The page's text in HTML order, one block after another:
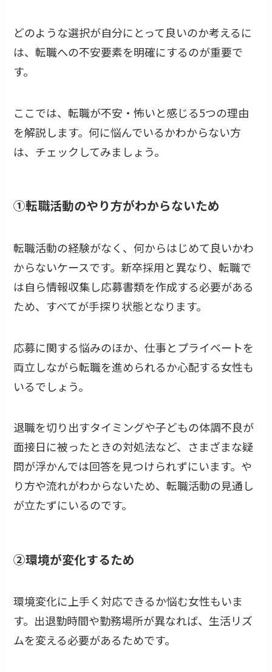
どのような選択が自分にとって良いのか考えるに
は、転職への不安要素を明確にするのが重要で
す。
ここでは、転職が不安・怖いと感じる5つの理由
を解説します。何に悩んでいるかわからない方
は、チェックしてみましょう。
①転職活動のやり方がわからないため
転職活動の経験がなく、何からはじめて良いかわ
からないケースです。新卒採用と異なり、転職で
は自ら情報収集し応募書類を作成する必要がある
ため、すべてが手探り状態となります。
応募に関する悩みのほか、仕事とプライベートを
両立しながら転職を進められるか心配する女性も
いるでしょう。
退職を切り出すタイミングや子どもの体調不良が
面接日に被ったときの対処法など、さまざまな疑
問が浮かんでは回答を見つけられずにいます。や
り方や流れがわからないため、転職活動の見通し
が立たずにいるのです。
②環境が変化するため
環境変化に上手く対応できるか悩む女性もいま
す。出退勤時間や勤務場所が異なれば、生活リズ
ムを変える必要があるためです。